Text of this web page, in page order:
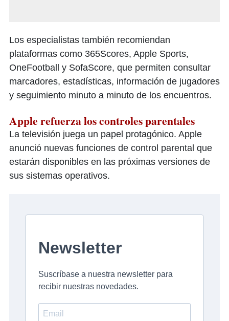
Los especialistas también recomiendan
plataformas como 365Scores, Apple Sports,
OneFootball y SofaScore, que permiten consultar
marcadores, estadísticas, información de jugadores
y seguimiento minuto a minuto de los encuentros.
Apple refuerza los controles parentales
La televisión juega un papel protagónico. Apple
anunció nuevas funciones de control parental que
estarán disponibles en las próximas versiones de
sus sistemas operativos.